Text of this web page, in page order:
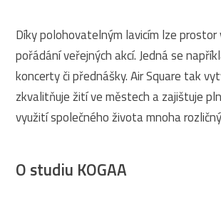
Díky polohovatelným lavicím lze prostor
pořádání veřejných akcí. Jedná se
koncerty či přednášky. Air Square tak
zkvalitňuje žití ve městech a zajištuje
využití společného života mnoha
O studiu KOGAA